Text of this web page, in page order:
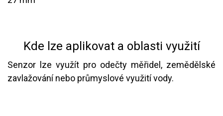
Kde lze aplikovat a oblasti využití
Senzor lze využít pro odečty měřidel, zemědělské
zavlažování nebo průmyslové využití vody.